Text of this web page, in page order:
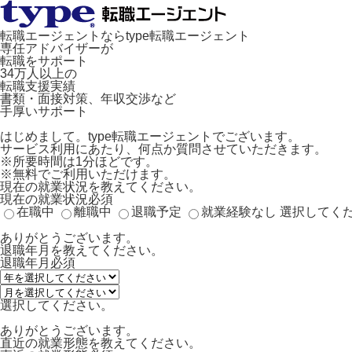
転職エージェントならtype転職エージェント
専任アドバイザーが
転職をサポート
34万人以上の
転職支援実績
書類・面接対策、年収交渉など
手厚いサポート
はじめまして。type転職エージェントでございます。
サービス利用にあたり、何点か質問させていただきます。
※所要時間は1分ほどです。
※無料でご利用いただけます。
現在の就業状況を教えてください。
現在の就業状況必須
在職中
離職中 退職予定 就業経験なし 選択してく
ありがとうございます。
退職年月を教えてください。
退職年月 必須
選択してください。
ありがとうございます。
直近の就業形態を教えてください。